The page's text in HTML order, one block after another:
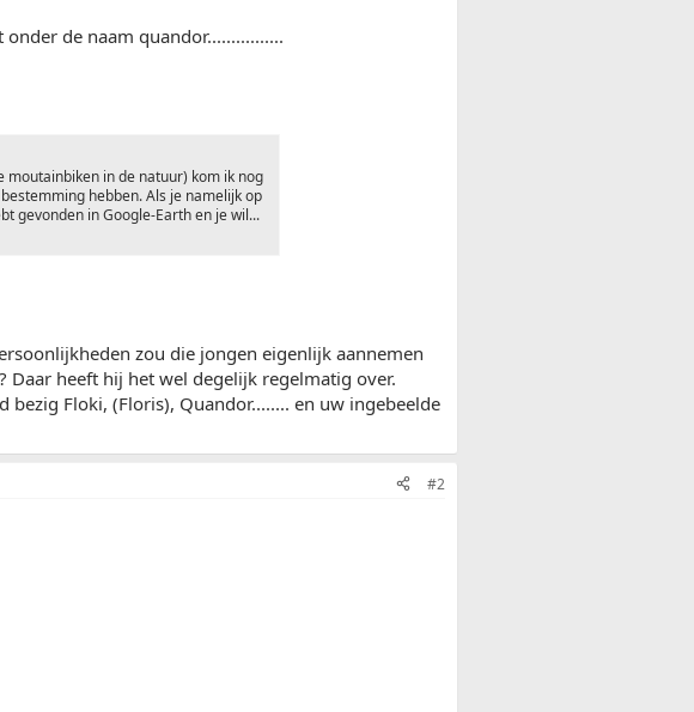
de naam quandor................
moutainbiken in de natuur) kom ik nog
hebben. Als je namelijk op
gevonden in Google-Earth en je wil...
zou die jongen eigenlijk aannemen
Daar heeft hij het wel degelijk regelmatig over.
Floki, (Floris), Quandor........ en uw ingebeelde
#2